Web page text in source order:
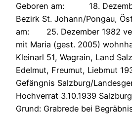
Geboren am: 18.
Bezirk St. Johann/Pongau,
am: 25. Dezember 1982
mit Maria (gest. 2005)
Kleinarl 51, Wagrain, Land
Edelmut, Freumut, Liebmut
Gefängnis Salzburg/
Hochverrat 3.10.1939
Grund: Grabrede bei